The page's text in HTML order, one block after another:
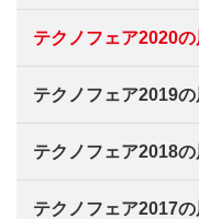
テクノフェア2020
テクノフェア2019
テクノフェア2018
テクノフェア2017